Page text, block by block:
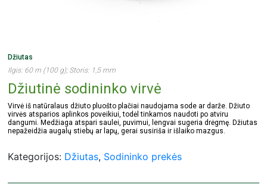
Džiutas
Ilgis: 60 m (100 g); Storis: 1,5 mm
Džiutinė sodininko virvė
Virvė iš natūralaus džiuto pluošto plačiai naudojama sode ar darže. Džiuto
virvės atsparios aplinkos poveikiui, todėl tinkamos naudoti po atviru
dangumi. Medžiaga atspari saulei, puvimui, lengvai sugeria drėgmę. Džiutas
nepažeidžia augalų stiebų ar lapų, gerai susiriša ir išlaiko mazgus.
Kategorijos: Džiutas, Sodininko prekės